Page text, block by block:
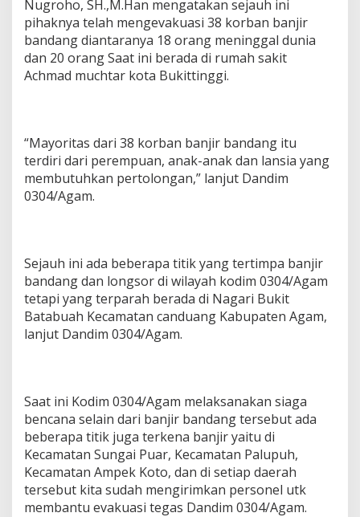
Nugroho, SH.,M.Han mengatakan sejauh ini
pihaknya telah mengevakuasi 38 korban banjir
bandang diantaranya 18 orang meninggal dunia
dan 20 orang Saat ini berada di rumah sakit
Achmad muchtar kota Bukittinggi.
“Mayoritas dari 38 korban banjir bandang itu
terdiri dari perempuan, anak-anak dan lansia yang
membutuhkan pertolongan,” lanjut Dandim
0304/Agam.
Sejauh ini ada beberapa titik yang tertimpa banjir
bandang dan longsor di wilayah kodim 0304/Agam
tetapi yang terparah berada di Nagari Bukit
Batabuah Kecamatan canduang Kabupaten Agam,
lanjut Dandim 0304/Agam.
Saat ini Kodim 0304/Agam melaksanakan siaga
bencana selain dari banjir bandang tersebut ada
beberapa titik juga terkena banjir yaitu di
Kecamatan Sungai Puar, Kecamatan Palupuh,
Kecamatan Ampek Koto, dan di setiap daerah
tersebut kita sudah mengirimkan personel utk
membantu evakuasi tegas Dandim 0304/Agam.